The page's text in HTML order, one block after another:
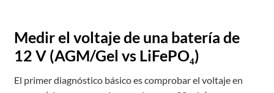
Medir el voltaje de una batería de
12 V (AGM/Gel vs LiFePO₄)
El primer diagnóstico básico es comprobar el voltaje en